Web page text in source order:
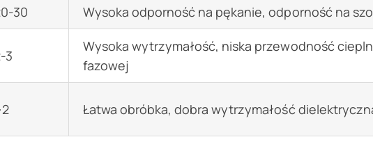
30 Wysoka odporność na pękanie, odporność na
3
Wysoka wytrzymałość, niska przewodność
fazowej
Łatwa obróbka, dobra wytrzymałość